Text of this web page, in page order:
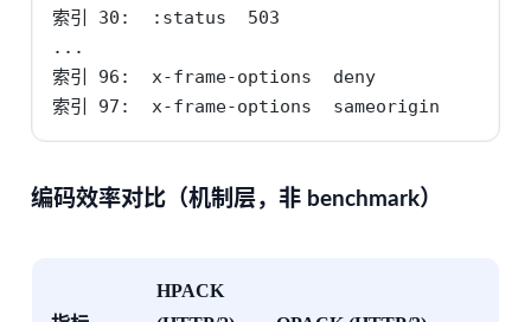
索引 30:  :status  503
...
索引 96:  x-frame-options  deny
索引 97:  x-frame-options  sameorigin
编码效率对比（机制层，非 benchmark）
HPACK